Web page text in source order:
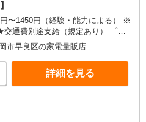
〜1450円（経験・能力による） ※
通費別途支給（規定あり） ゜
゜+゜・。○。・゜+゜ 入社祝い金10
ンセンテ
可能（規程
。・゜+゜・。○。・゜+゜
市早良区の家電量販店
詳細を見る